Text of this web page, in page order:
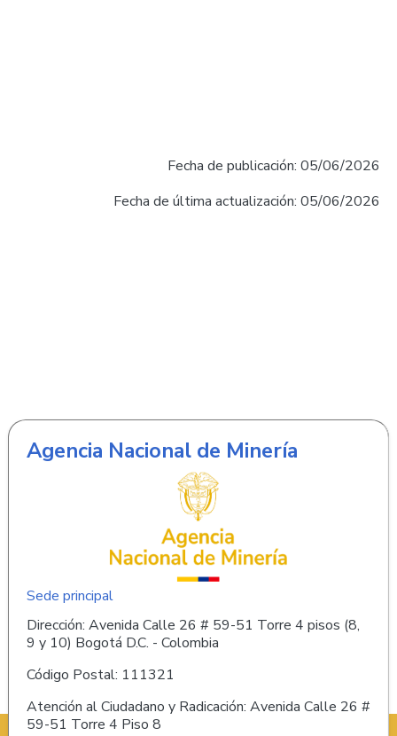
Fecha de publicación: 05/06/2026
Fecha de última actualización: 05/06/2026
Agencia Nacional de Minería
Sede principal
Dirección: Avenida Calle 26 # 59-51 Torre 4 pisos (8,
9 y 10) Bogotá D.C. - Colombia
Código Postal: 111321
Atención al Ciudadano y Radicación: Avenida Calle 26 #
59-51 Torre 4 Piso 8